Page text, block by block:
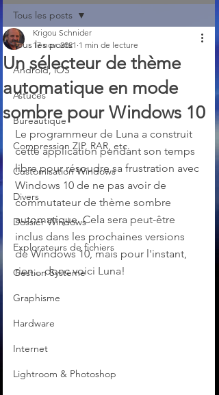
Tous les posts
Android, iOS
Astuces
Bureautique
Compression ZIP, RAR, etc.
Customisation Windows
Divers
Dossier Windows
Explorateurs de fichiers
Gestion Système
Graphisme
Hardware
Internet
Lightroom & Photoshop
Tous les posts
Un sélecteur de thème
automatique en mode
sombre pour Windows 10
Krigou Schnider
17 nov. 2021 1 min de lecture
Le programmeur de Luna a construit
cette application pendant son temps
libre pour résoudre sa frustration avec
Windows 10 de ne pas avoir de
commutateur de thème sombre
automatique. Cela sera peut-être
inclus dans les prochaines versions
de Windows 10, mais pour l'instant,
rien... donc voici Luna!